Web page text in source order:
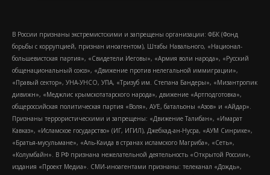
В России признаны экстремистскими и запрещены организации: ФБК (Фонд
борьбы с коррупцией, признан иноагентом), Штабы Навального, «Национал-
большевистская партия», «Свидетели Иеговы», «Армия воли народа», «Русский
общенациональный союз», «Движение против нелегальной иммиграции»,
«Правый сектор», УНА-УНСО, УПА, «Тризуб им. Степана Бандеры», «Мизантропик
дивижн», «Меджлис крымскотатарского народа», движение «Артподготовка»,
общероссийская политическая партия «Воля», АУЕ, батальоны «Азов» и «Айдар».
Признаны террористическими и запрещены: «Движение Талибан», «Имарат
Кавказ», «Исламское государство» (ИГ, ИГИЛ), Джебхад-ан-Нусра, «АУМ Синрике»,
«Братья-мусульмане», «Аль-Каида в странах исламского Магриба», «Сеть»,
«Колумбайн». В РФ признана нежелательной деятельность «Открытой России»,
издания «Проект Медиа». СМИ-иноагентами признаны: телеканал «Дождь»,